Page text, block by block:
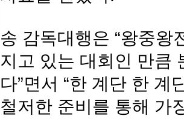
송 감독대행은 “왕중왕
지고 있는 대회인 만큼
다”면서 “한 계단 한 계
철저한 준비를 통해 가